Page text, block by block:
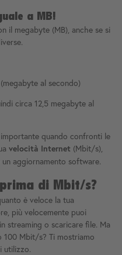
a MB!
il megabyte (MB), anche se si
al secondo)
circa 12,5 megabyte al
quando confronti le
velocità Internet (Mbit/s),
aggiornamento software.
di Mbit/s?
è veloce la tua
più velocemente puoi
streaming o scaricare file. Ma
100 Mbit/s? Ti mostriamo
utilizzo.